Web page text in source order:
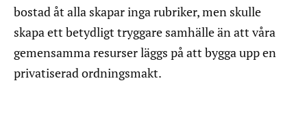
bostad åt alla skapar inga rubriker, men skulle
skapa ett betydligt tryggare samhälle än att våra
gemensamma resurser läggs på att bygga upp en
privatiserad ordningsmakt.